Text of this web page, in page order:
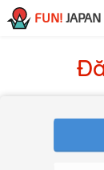
FUN! JAPAN